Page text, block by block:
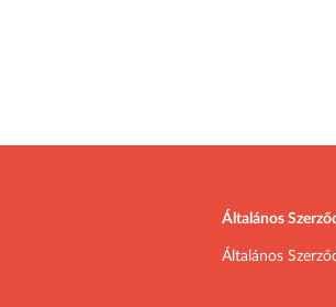
Általános
Általános